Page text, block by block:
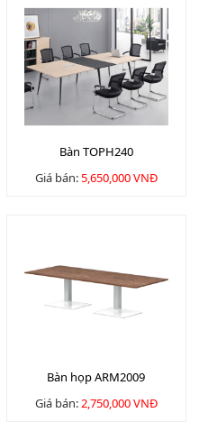
Bàn TOPH240
Giá bán:5,650,000 VNĐ
Bàn họp ARM2009
Giá bán:2,750,000 VNĐ